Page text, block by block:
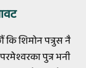
कि शिमोन पत्रुस नै
पुत्र भनी